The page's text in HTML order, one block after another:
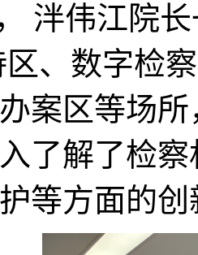
泮伟江院
、数字检
案区等场
了解了检
等方面的